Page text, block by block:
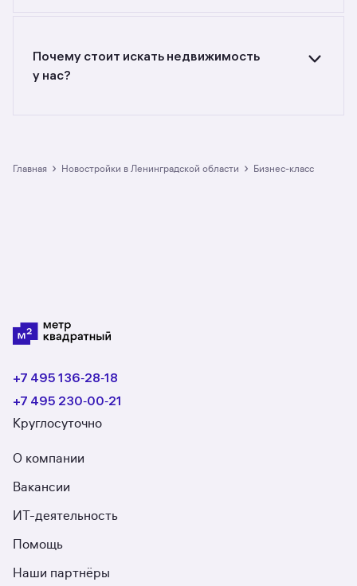
до кв. м., цена квадратного метра — от
до руб.
Почему стоит искать недвижимость
у нас?
в разделе размещено 3 ЖК. Гарантия сделки:
Главная › Новостройки в Ленинградской области › бизнес-класс
+7 495 136‑28‑18
+7 495 230‑00‑21
Круглосуточно
О компании
Вакансии
ИТ-деятельность
Помощь
Наши партнёры